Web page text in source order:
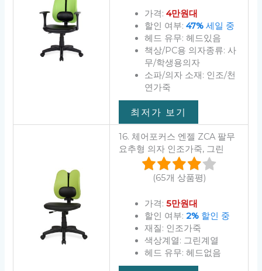
가격: 4만원대
할인 여부: 47%세일 중
헤드 유무: 헤드있음
책상/PC용 의자종류: 사
무/학생용의자
소파/의자 소재: 인조/천
연가죽
최저가 보기
16. 체어포커스 엔젤 ZCA 팔무
요추형 의자 인조가죽, 그린
(65개 상품평)
가격: 5만원대
할인 여부: 2%할인 중
재질: 인조가죽
색상계열: 그린계열
헤드 유무: 헤드없음